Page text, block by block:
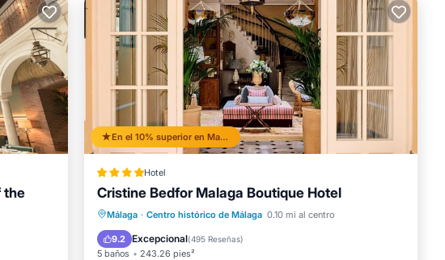
the
En el 10% superior en Malaga Historic Centre
Hotel
Cristine Bedfor Malaga Boutique Hotel
Málaga · Centro histórico de Málaga 0.10 mi al centro
9.2 Excepcional(495 Reseñas)
5 baños 243.26 pies²
Desayuno
Aparcamiento
Balcón/Terraza